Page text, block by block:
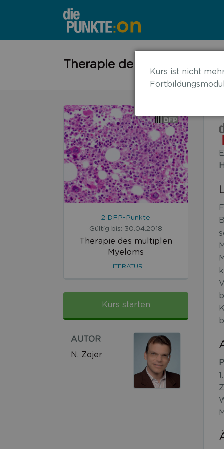
←
Therapie des multiplen
2 DFP-Punkte
Gültig bis: 30.04.2018
Therapie des multiplen
Myeloms
LITERATUR
Kurs starten
AUTOR
N. Zojer
Kurs ist nicht